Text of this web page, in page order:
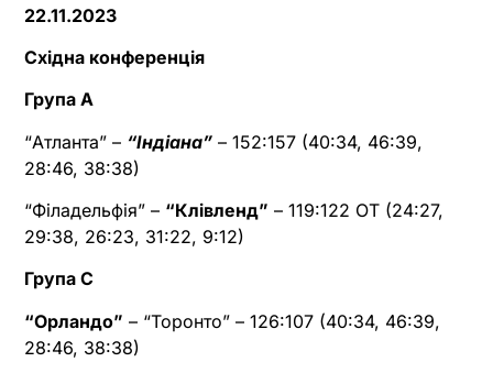
22.11.2023
Східна конференція
Група А
“Атланта” – “Індіана” – 152:157 (40:34, 46:39,
28:46, 38:38)
“Філадельфія” – “Клівленд” – 119:122 ОТ (24:27,
29:38, 26:23, 31:22, 9:12)
Група С
“Орландо” – “Торонто” – 126:107 (40:34, 46:39,
28:46, 38:38)